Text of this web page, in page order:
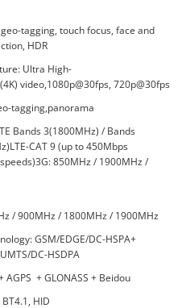
tagging, touch focus, face and
HDR
Ultra High-
video,1080p@30fps, 720p@30fps
tagging,panorama
Bands 3(1800MHz) / Bands
CAT 9 (up to 450Mbps
850MHz / 1900MHz /
/ 900MHz / 1800MHz / 1900MHz
GSM/EDGE/DC-HSPA+
DC-HSDPA
AGPS + GLONASS + Beidou
HID